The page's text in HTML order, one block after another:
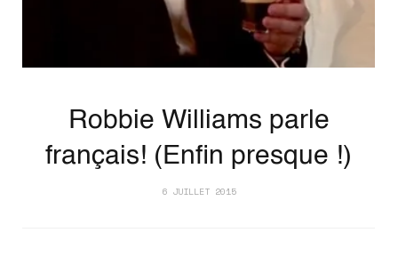
Robbie Williams parle
français! (Enfin presque !)
6 JUILLET 2015